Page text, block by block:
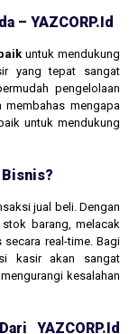
– YAZCORP.id
untuk mendukung
yang tepat sangat
pengelolaan
mengapa
untuk mendukung
jual beli. Dengan
barang, melacak
real-time. Bagi
kasir akan sangat
kesalahan
YAZCORP.id